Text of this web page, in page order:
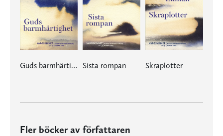
Guds barmhärtighet Sista rompan Skraplotter
Fler böcker av författaren